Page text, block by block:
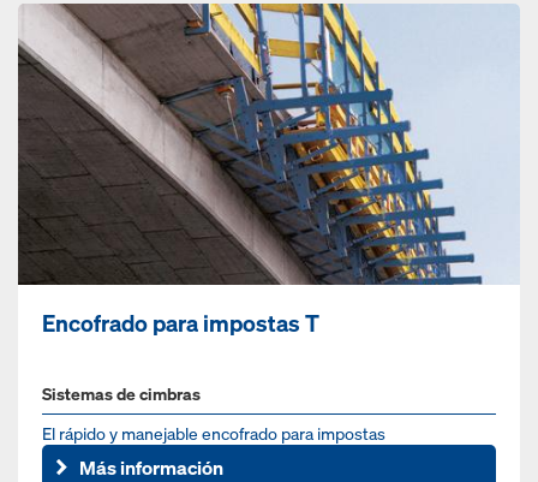
Encofrado para impostas T
Sistemas de cimbras
El rápido y manejable encofrado para impostas
Más información